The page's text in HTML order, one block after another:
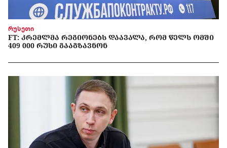
რუსეთი
FT: ᲙᲠᲔᲛᲚᲛᲐ ᲠᲔᲒᲘᲝᲜᲔᲑᲡ ᲓᲐᲐᲕᲐᲚᲐ, ᲠᲝᲛ ᲬᲔᲚᲡ ᲝᲛᲨᲘ
409 000 ᲠᲣᲡᲘ ᲒᲐᲐᲒᲖᲐᲕᲜᲝᲜ